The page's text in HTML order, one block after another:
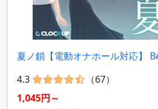
夏ノ鎖【電動オナホール対応】
4.3
（67）
1,045円～